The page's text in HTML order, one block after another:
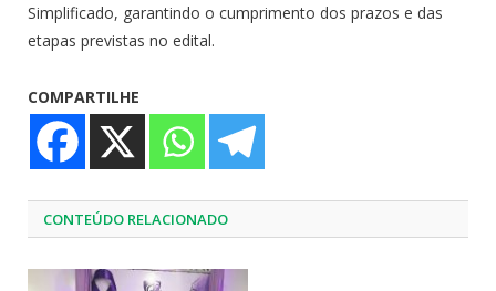
Simplificado, garantindo o cumprimento dos prazos e das
etapas previstas no edital.
COMPARTILHE
CONTEÚDO RELACIONADO